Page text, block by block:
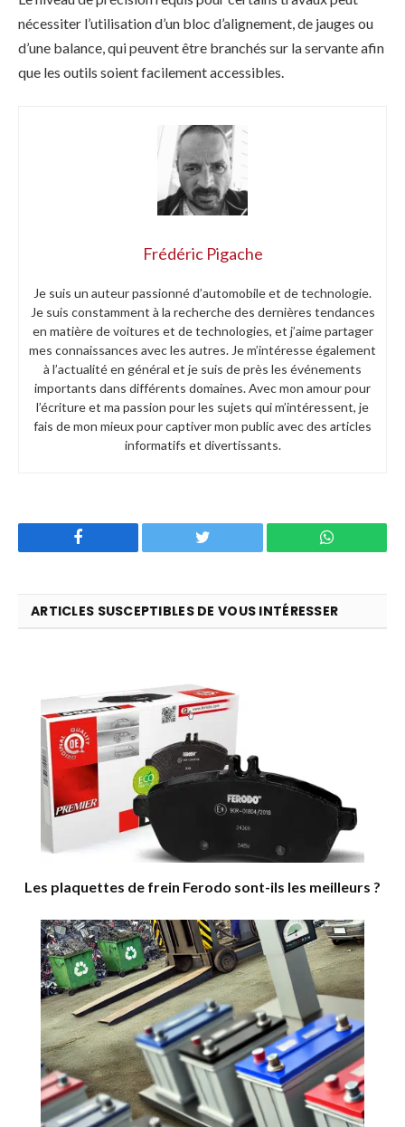
nécessiter l’utilisation d’un bloc d’alignement, de jauges ou
d’une balance, qui peuvent être branchés sur la servante afin
que les outils soient facilement accessibles.
Frédéric Pigache
Je suis un auteur passionné d’automobile et de technologie.
Je suis constamment à la recherche des dernières tendances
en matière de voitures et de technologies, et j’aime partager
mes connaissances avec les autres. Je m’intéresse également
à l’actualité en général et je suis de près les événements
importants dans différents domaines. Avec mon amour pour
l’écriture et ma passion pour les sujets qui m’intéressent, je
fais de mon mieux pour captiver mon public avec des articles
informatifs et divertissants.
Twitter WhatsApp
ARTICLES SUSCEPTIBLES DE VOUS INTÉRESSER
Les plaquettes de frein Ferodo sont-ils les meilleurs ?